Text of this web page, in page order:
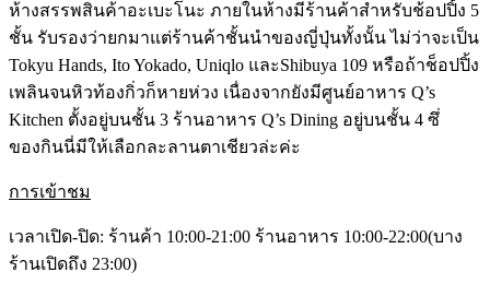
ห้างสรรพสินค้าอะเบะโนะ ภายในห้างมีร้านค้าสำหรับช้อปปิ้ง 5
ชั้น รับรองว่ายกมาแต่ร้านค้าชั้นนำของญี่ปุ่นทั้งนั้น ไม่ว่าจะเป็น
Tokyu Hands, Ito Yokado, Uniqlo และShibuya 109 หรือถ้าช็อปปิ้ง
เพลินจนหิวท้องกิ่วก็หายห่วง เนื่องจากยังมีศูนย์อาหาร Q’s
Kitchen ตั้งอยู่บนชั้น 3 ร้านอาหาร Q’s Dining อยู่บนชั้น 4 ซึ่
ของกินนี่มีให้เลือกละลานตาเชียวล่ะค่ะ
การเข้าชม
เวลาเปิด-ปิด: ร้านค้า 10:00-21:00 ร้านอาหาร 10:00-22:00(บาง
ร้านเปิดถึง 23:00)